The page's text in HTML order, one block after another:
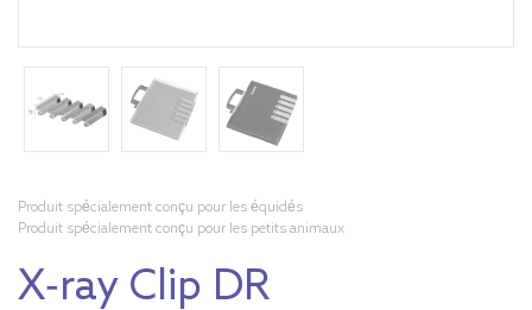
Produit spécialement conçu pour les équidés
Produit spécialement conçu pour les petits animaux
X-ray Clip DR